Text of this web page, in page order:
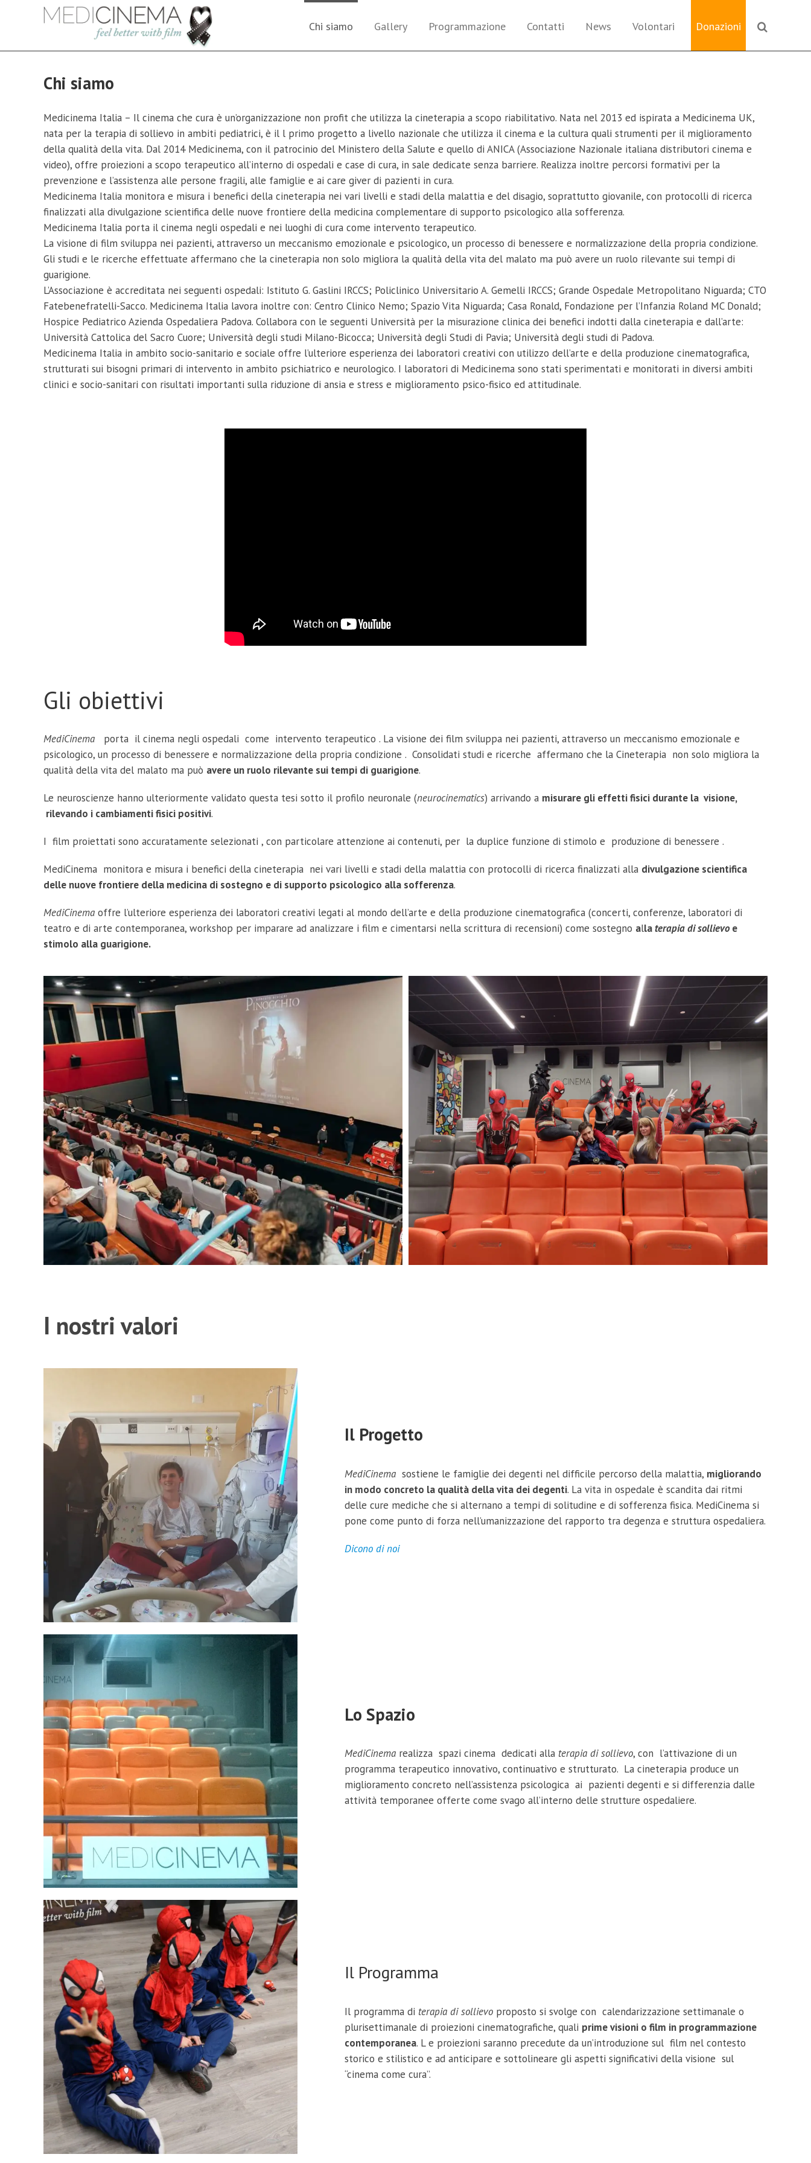
Chi siamo Gallery Programmazione Contatti News Volontari Donazioni
Chi siamo
Medicinema Italia – Il cinema che cura è un’organizzazione non profit che utilizza la cineterapia a scopo riabilitativo. Nata nel 2013 ed ispirata a Medicinema UK,
nata per la terapia di sollievo in ambiti pediatrici, è il l primo progetto a livello nazionale che utilizza il cinema e la cultura quali strumenti per il miglioramento
della qualità della vita. Dal 2014 Medicinema, con il patrocinio del Ministero della Salute e quello di ANICA (Associazione Nazionale italiana distributori cinema e
video), offre proiezioni a scopo terapeutico all’interno di ospedali e case di cura, in sale dedicate senza barriere. Realizza inoltre percorsi formativi per la
prevenzione e l’assistenza alle persone fragili, alle famiglie e ai care giver di pazienti in cura.
Medicinema Italia monitora e misura i benefici della cineterapia nei vari livelli e stadi della malattia e del disagio, soprattutto giovanile, con protocolli di ricerca
finalizzati alla divulgazione scientifica delle nuove frontiere della medicina complementare di supporto psicologico alla sofferenza.
Medicinema Italia porta il cinema negli ospedali e nei luoghi di cura come intervento terapeutico.
La visione di film sviluppa nei pazienti, attraverso un meccanismo emozionale e psicologico, un processo di benessere e normalizzazione della propria condizione.
Gli studi e le ricerche effettuate affermano che la cineterapia non solo migliora la qualità della vita del malato ma può avere un ruolo rilevante sui tempi di
guarigione.
L’Associazione è accreditata nei seguenti ospedali: Istituto G. Gaslini IRCCS; Policlinico Universitario A. Gemelli IRCCS; Grande Ospedale Metropolitano Niguarda; CTO
Fatebenefratelli-Sacco. Medicinema Italia lavora inoltre con: Centro Clinico Nemo; Spazio Vita Niguarda; Casa Ronald, Fondazione per l’Infanzia Roland MC Donald;
Hospice Pediatrico Azienda Ospedaliera Padova. Collabora con le seguenti Università per la misurazione clinica dei benefici indotti dalla cineterapia e dall’arte:
Università Cattolica del Sacro Cuore; Università degli studi Milano-Bicocca; Università degli Studi di Pavia; Università degli studi di Padova.
Medicinema Italia in ambito socio-sanitario e sociale offre l’ulteriore esperienza dei laboratori creativi con utilizzo dell’arte e della produzione cinematografica,
strutturati sui bisogni primari di intervento in ambito psichiatrico e neurologico. I laboratori di Medicinema sono stati sperimentati e monitorati in diversi ambiti
clinici e socio-sanitari con risultati importanti sulla riduzione di ansia e stress e miglioramento psico-fisico ed attitudinale.
Gli obiettivi
MediCinemaporta il cinema negli ospedali come intervento terapeutico . La visione dei film sviluppa nei pazienti, attraverso un meccanismo emozionale e
psicologico, un processo di benessere e normalizzazione della propria condizione . Consolidati studi e ricerche affermano che la Cineterapia non solo migliora la
qualità della vita del malato ma può avere un ruolo rilevante sui tempi di guarigione.
Le neuroscienze hanno ulteriormente validato questa tesi sotto il profilo neuronale (neurocinematics) arrivando a misurare gli effetti fisici durante la visione,
rilevando i cambiamenti fisici positivi.
I film proiettati sono accuratamente selezionati , con particolare attenzione ai contenuti, per la duplice funzione di stimolo e produzione di benessere .
MediCinema monitora e misura i benefici della cineterapia nei vari livelli e stadi della malattia con protocolli di ricerca finalizzati alla divulgazione scientifica
delle nuove frontiere della medicina di sostegno e di supporto psicologico alla sofferenza.
MediCinemaoffre l’ulteriore esperienza dei laboratori creativi legati al mondo dell’arte e della produzione cinematografica (concerti, conferenze, laboratori di
teatro e di arte contemporanea, workshop per imparare ad analizzare i film e cimentarsi nella scrittura di recensioni) come sostegno allaterapia di sollievoe
stimolo alla guarigione.
I nostri valori
Il Progetto
MediCinema sostiene le famiglie dei degenti nel difficile percorso della malattia, migliorando
in modo concreto la qualità della vita dei degenti. La vita in ospedale è scandita dai ritmi
delle cure mediche che si alternano a tempi di solitudine e di sofferenza fisica. MediCinema si
pone come punto di forza nell’umanizzazione del rapporto tra degenza e struttura ospedaliera.
Dicono di noi
Lo Spazio
MediCinema realizza spazi cinema dedicati alla terapia di sollievo, con l’attivazione di un
programma terapeutico innovativo, continuativo e strutturato. La cineterapia produce un
miglioramento concreto nell’assistenza psicologica ai pazienti degenti e si differenzia dalle
attività temporanee offerte come svago all’interno delle strutture ospedaliere.
Il Programma
Il programma di terapia di sollievo proposto si svolge con calendarizzazione settimanale o
plurisettimanale di proiezioni cinematografiche, quali prime visioni o film in programmazione
contemporanea. L e proiezioni saranno precedute da un’introduzione sul film nel contesto
storico e stilistico e ad anticipare e sottolineare gli aspetti significativi della visione sul
“cinema come cura”.